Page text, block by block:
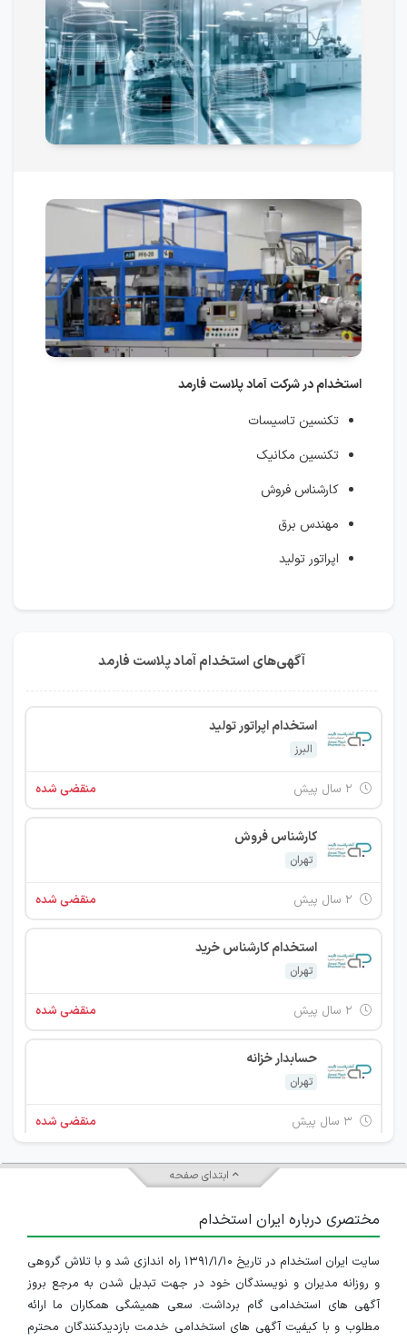
استخدام در شرکت آماد پلاست فارمد
تکنسین تاسیسات
تکنسین مکانیک
کارشناس فروش
مهندس برق
اپراتور تولید
آگهی‌های استخدام آماد پلاست فارمد
استخدام اپراتور تولید
البرز
منقضی شده
كارشناس فروش
تهران
منقضی شده
استخدام کارشناس خرید
تهران
منقضی شده
حسابدار خزانه
تهران
منقضی شده
استخدام کارشناس خرید
۳ سال پیش منقضی شده
استخدام کارمند تدارکات
تهران
ابتدای صفحه
مختصری درباره ایران استخدام
سایت ایران استخدام در تاریخ ۱۳۹۱/۱/۱۰ راه اندازی شد و با تلاش گروهی
و روزانه مدیران و نویسندگان خود در جهت تبدیل شدن به مرجع بروز
آگهی های استخدامی گام برداشت. سعی همیشگی همکاران ما ارائه
مطلوب و با کیفیت آگهی های استخدامی خدمت بازدیدکنندگان محترم